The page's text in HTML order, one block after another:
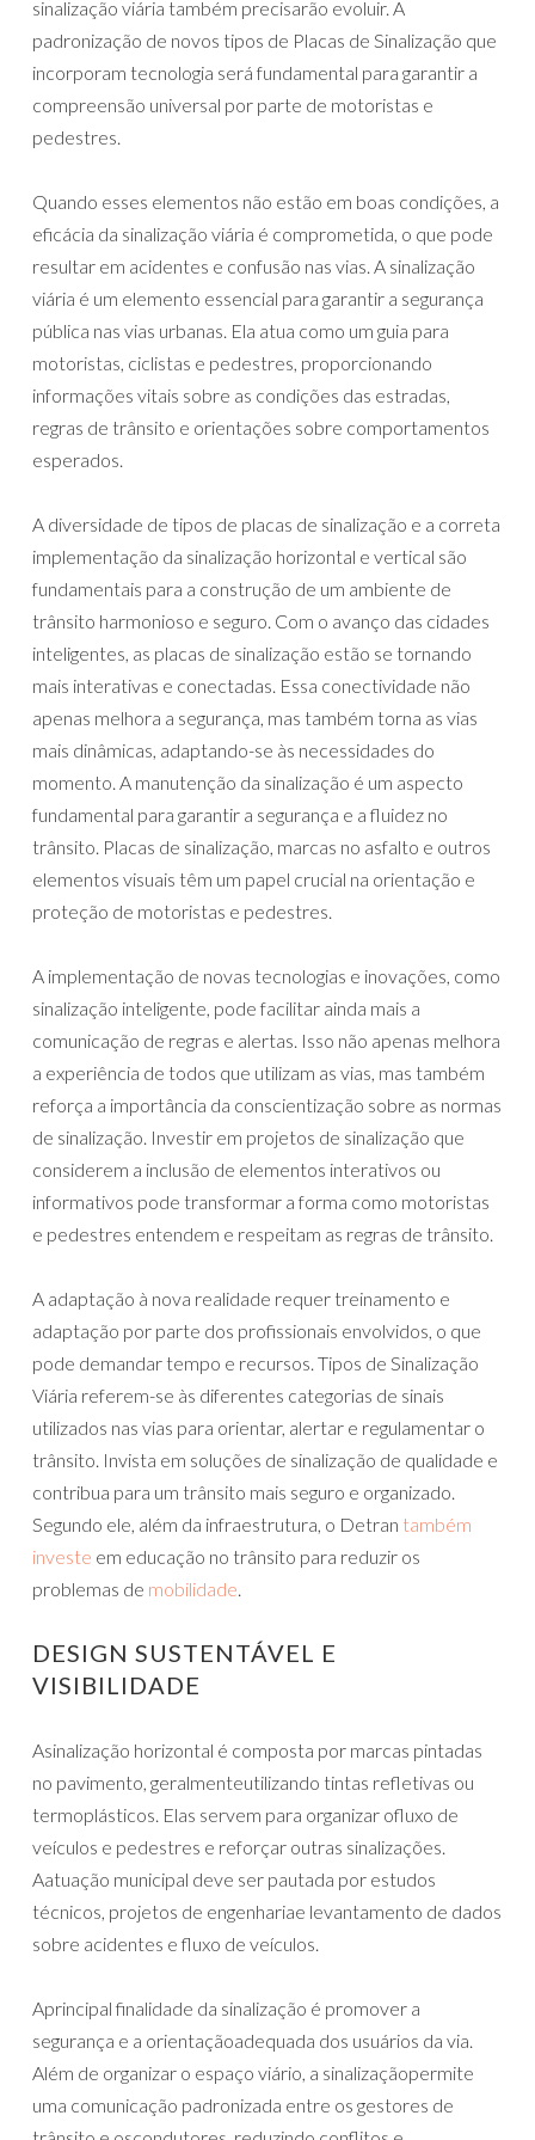
sinalização viária também precisarão evoluir. A
padronização de novos tipos de Placas de Sinalização que
incorporam tecnologia será fundamental para garantir a
compreensão universal por parte de motoristas e
pedestres.
Quando esses elementos não estão em boas condições, a
eficácia da sinalização viária é comprometida, o que pode
resultar em acidentes e confusão nas vias. A sinalização
viária é um elemento essencial para garantir a segurança
pública nas vias urbanas. Ela atua como um guia para
motoristas, ciclistas e pedestres, proporcionando
informações vitais sobre as condições das estradas,
regras de trânsito e orientações sobre comportamentos
esperados.
A diversidade de tipos de placas de sinalização e a correta
implementação da sinalização horizontal e vertical são
fundamentais para a construção de um ambiente de
trânsito harmonioso e seguro. Com o avanço das cidades
inteligentes, as placas de sinalização estão se tornando
mais interativas e conectadas. Essa conectividade não
apenas melhora a segurança, mas também torna as vias
mais dinâmicas, adaptando-se às necessidades do
momento. A manutenção da sinalização é um aspecto
fundamental para garantir a segurança e a fluidez no
trânsito. Placas de sinalização, marcas no asfalto e outros
elementos visuais têm um papel crucial na orientação e
proteção de motoristas e pedestres.
A implementação de novas tecnologias e inovações, como
sinalização inteligente, pode facilitar ainda mais a
comunicação de regras e alertas. Isso não apenas melhora
a experiência de todos que utilizam as vias, mas também
reforça a importância da conscientização sobre as normas
de sinalização. Investir em projetos de sinalização que
considerem a inclusão de elementos interativos ou
informativos pode transformar a forma como motoristas
e pedestres entendem e respeitam as regras de trânsito.
A adaptação à nova realidade requer treinamento e
adaptação por parte dos profissionais envolvidos, o que
pode demandar tempo e recursos. Tipos de Sinalização
Viária referem-se às diferentes categorias de sinais
utilizados nas vias para orientar, alertar e regulamentar o
trânsito. Invista em soluções de sinalização de qualidade e
contribua para um trânsito mais seguro e organizado.
Segundo ele, além da infraestrutura, o Detran também
investe em educação no trânsito para reduzir os
problemas de mobilidade.
DESIGN SUSTENTÁVEL E
VISIBILIDADE
Asinalização horizontal é composta por marcas pintadas
no pavimento, geralmenteutilizando tintas refletivas ou
termoplásticos. Elas servem para organizar ofluxo de
veículos e pedestres e reforçar outras sinalizações.
Aatuação municipal deve ser pautada por estudos
técnicos, projetos de engenhariae levantamento de dados
sobre acidentes e fluxo de veículos.
Aprincipal finalidade da sinalização é promover a
segurança e a orientaçãoadequada dos usuários da via.
Além de organizar o espaço viário, a sinalizaçãopermite
uma comunicação padronizada entre os gestores de